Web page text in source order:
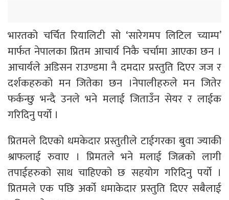
भारतको चर्चित रियालिटी सो ‘सारेगमप लिटिल च्याम्प’
मार्फत नेपालका प्रितम आचार्य निकै चर्चामा आएका छन ।
आचार्यले अडिसन राउण्डमा नै दमदार प्रस्तुति दिएर जज र
दर्शकहरुको मन जितेका छन ।नेपालीहरुले मन जितेर
फर्कन्छु भन्दै उनले भने मलाई जिताउँन सेयर र लाईक
गरिदिनु पर्यो ।
प्रितमले दिएको धमकेदार प्रस्तुतीले टाईगरका बुवा ज्याकी
श्राफलाई रुवाए । प्रिमतले भने मलाई जित्नको लागी
तपाईहरुको साथ चाहिएको छ सहयोग गरिदिनु पर्यो ।
प्रितमले एक पछि अर्को धमाकेदार प्रस्तुति दिएर सबैलाई